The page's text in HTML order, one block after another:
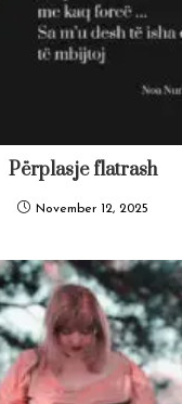
Përplasje flatrash
November 12, 2025